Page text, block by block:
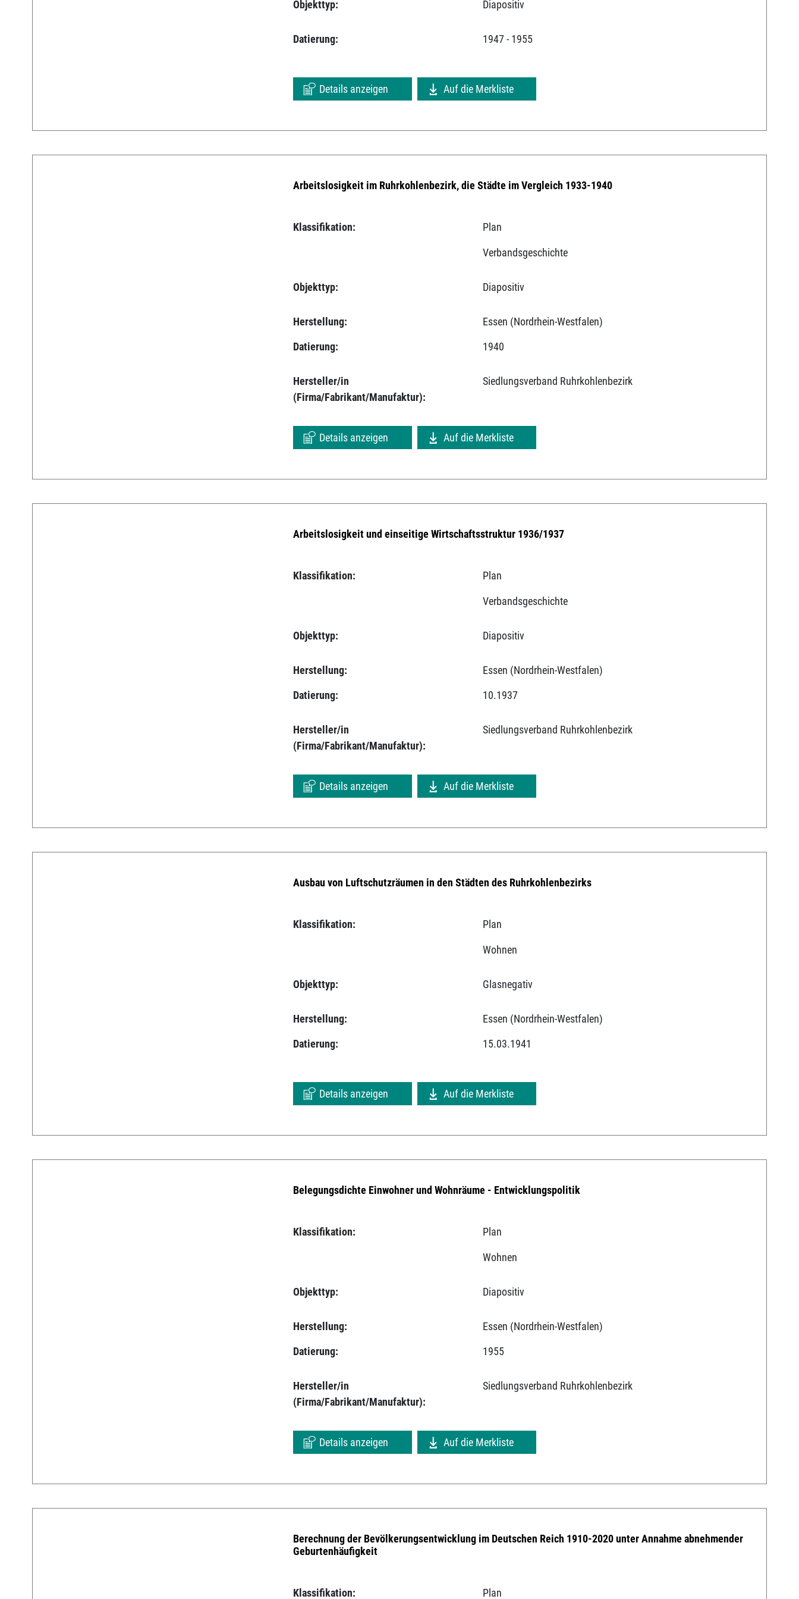
Objekttyp: Diapositiv
Datierung: 1947 - 1955
Details anzeigen Auf die Merkliste
Arbeitslosigkeit im Ruhrkohlenbezirk, die Städte im Vergleich 1933-1940
Klassifikation: Plan
Verbandsgeschichte
Objekttyp: Diapositiv
Herstellung:
Essen (Nordrhein-Westfalen)
Datierung:
1940
Hersteller/in
(Firma/Fabrikant/Manufaktur):
Siedlungsverband Ruhrkohlenbezirk
Details anzeigen Auf die Merkliste
Arbeitslosigkeit und einseitige Wirtschaftsstruktur 1936/1937
Klassifikation: Plan
Verbandsgeschichte
Objekttyp: Diapositiv
Herstellung:
Essen (Nordrhein-Westfalen)
Datierung:
10.1937
Hersteller/in
(Firma/Fabrikant/Manufaktur):
Siedlungsverband Ruhrkohlenbezirk
Details anzeigen Auf die Merkliste
Ausbau von Luftschutzräumen in den Städten des Ruhrkohlenbezirks
Klassifikation: Plan
Wohnen
Objekttyp: Glasnegativ
Herstellung:
Essen (Nordrhein-Westfalen)
Datierung:
15.03.1941
Details anzeigen Auf die Merkliste
Belegungsdichte Einwohner und Wohnräume - Entwicklungspolitik
Klassifikation: Plan
Wohnen
Objekttyp: Diapositiv
Herstellung:
Essen (Nordrhein-Westfalen)
Datierung:
1955
Hersteller/in
(Firma/Fabrikant/Manufaktur):
Siedlungsverband Ruhrkohlenbezirk
Details anzeigen Auf die Merkliste
Berechnung der Bevölkerungsentwicklung im Deutschen Reich 1910-2020 unter Annahme abnehmender
Geburtenhäufigkeit
Klassifikation: Plan